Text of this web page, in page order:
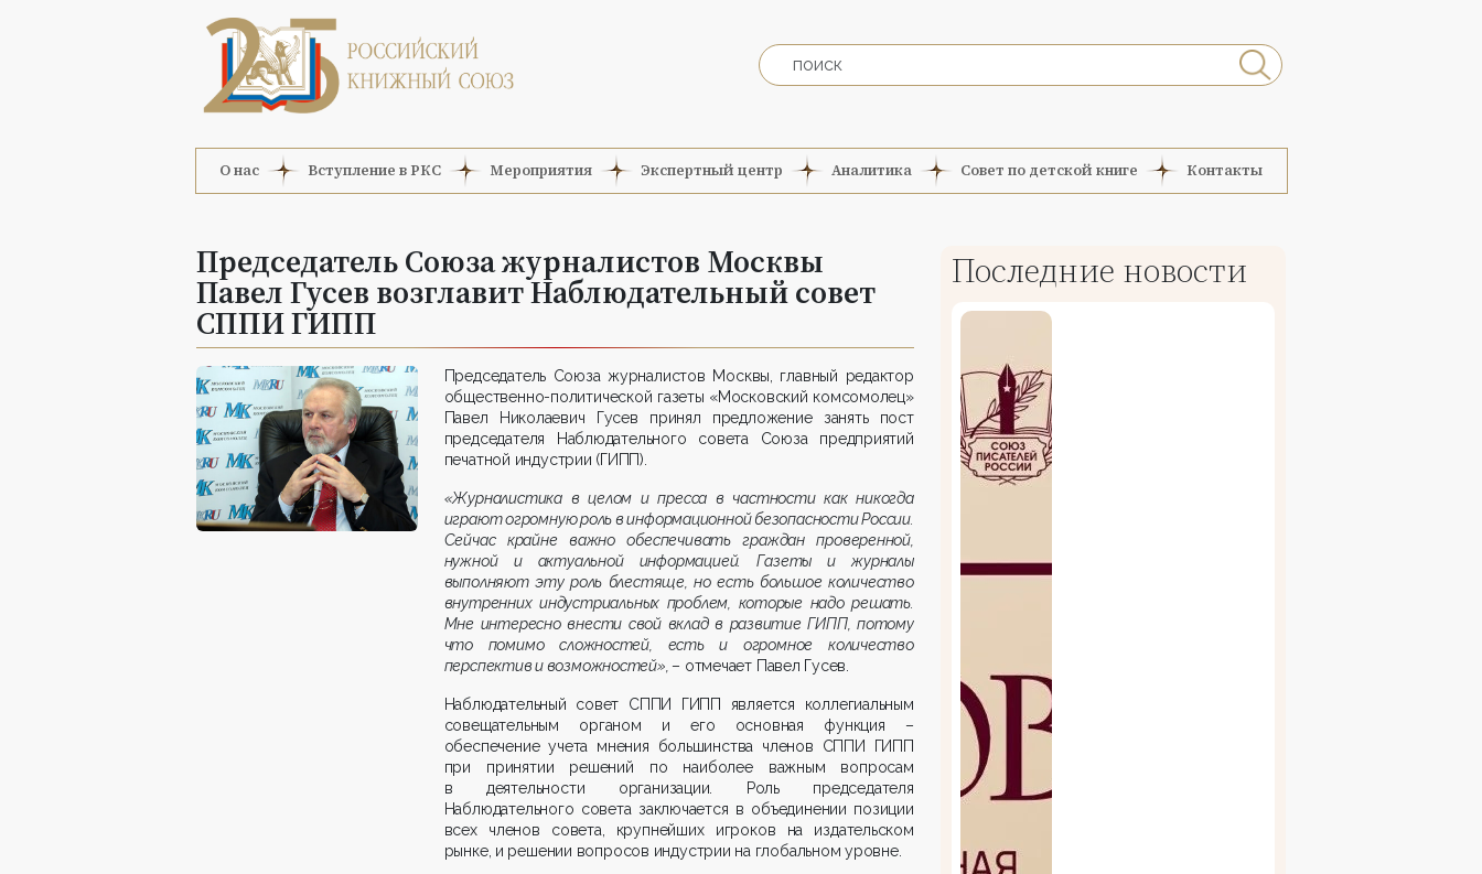
О нас Вступление в РКС Мероприятия Экспертный центр Аналитика Совет по детской книге Контакты
Председатель Союза журналистов Москвы
Павел Гусев возглавит Наблюдательный совет
СППИ ГИПП
Председатель Союза журналистов Москвы, главный редактор
общественно-политической газеты «Московский комсомолец»
Павел Николаевич Гусев принял предложение занять пост
председателя Наблюдательного совета Союза предприятий
печатной индустрии (ГИПП).
«Журналистика в целом и пресса в частности как никогда
играют огромную роль в информационной безопасности России.
Сейчас крайне важно обеспечивать граждан проверенной,
нужной и актуальной информацией. Газеты и журналы
выполняют эту роль блестяще, но есть большое количество
внутренних индустриальных проблем, которые надо решать.
Мне интересно внести свой вклад в развитие ГИПП, потому
что помимо сложностей, есть и огромное количество
перспектив и возможностей», – отмечает Павел Гусев.
Наблюдательный совет СППИ ГИПП является коллегиальным
совещательным органом и его основная функция –
обеспечение учета мнения большинства членов СППИ ГИПП
при принятии решений по наиболее важным вопросам
в деятельности организации. Роль председателя
Наблюдательного совета заключается в объединении позиции
всех членов совета, крупнейших игроков на издательском
рынке, и решении вопросов индустрии на глобальном уровне.
Последние новости